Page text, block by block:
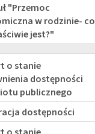
"Przemoc
w rodzinie- co
jest?"
o stanie
dostępności
publicznego
dostępności
o stanie